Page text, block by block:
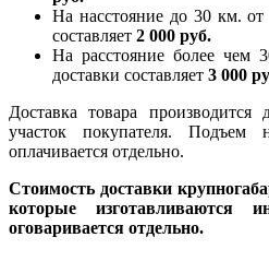
На насcтояние до 30 км.
составляет 2 000 руб.
На расстояние более
доставки составляет 3 000
Доставка товара
участок покупателя. Подъем
оплачивается отдельно.
Стоимость доставки
которые изготавливаются
оговаривается отдельно.